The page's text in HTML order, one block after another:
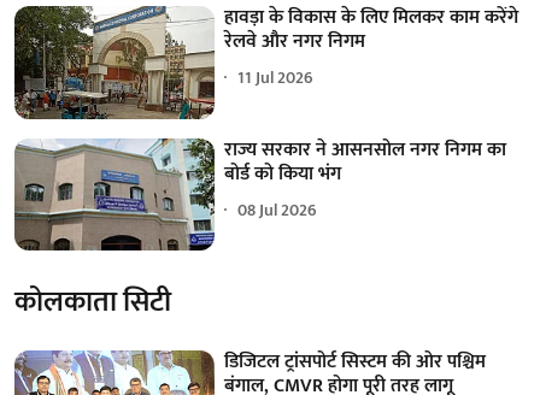
हावड़ा के विकास के लिए मिलकर काम करेंगे
रेलवे और नगर निगम
11 Jul 2026
राज्य सरकार ने आसनसोल नगर निगम का
बोर्ड को किया भंग
08 Jul 2026
कोलकाता सिटी
डिजिटल ट्रांसपोर्ट सिस्टम की ओर पश्चिम
बंगाल, CMVR होगा पूरी तरह लागू